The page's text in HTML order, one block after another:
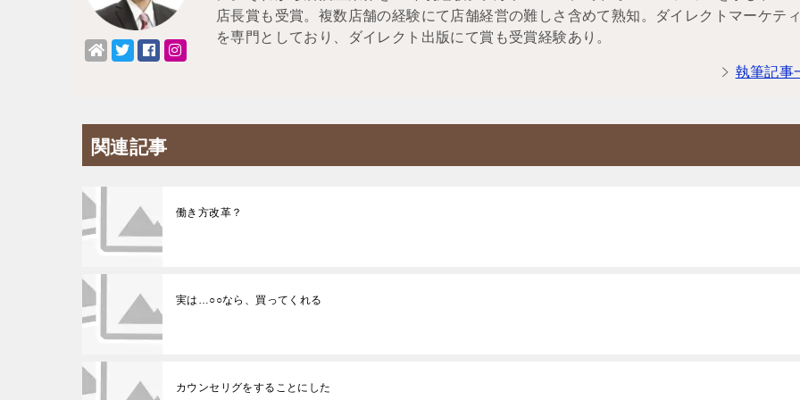
店長賞も受賞。複数店舗の経験にて店舗経営の難しさ含めて熟知。ダイレクトマーケテ
を専門としており、ダイレクト出版にて賞も受賞経験あり。
執筆記事
関連記事
働き方改革？
実は…○○なら、買ってくれる
カウンセリグをすることにした